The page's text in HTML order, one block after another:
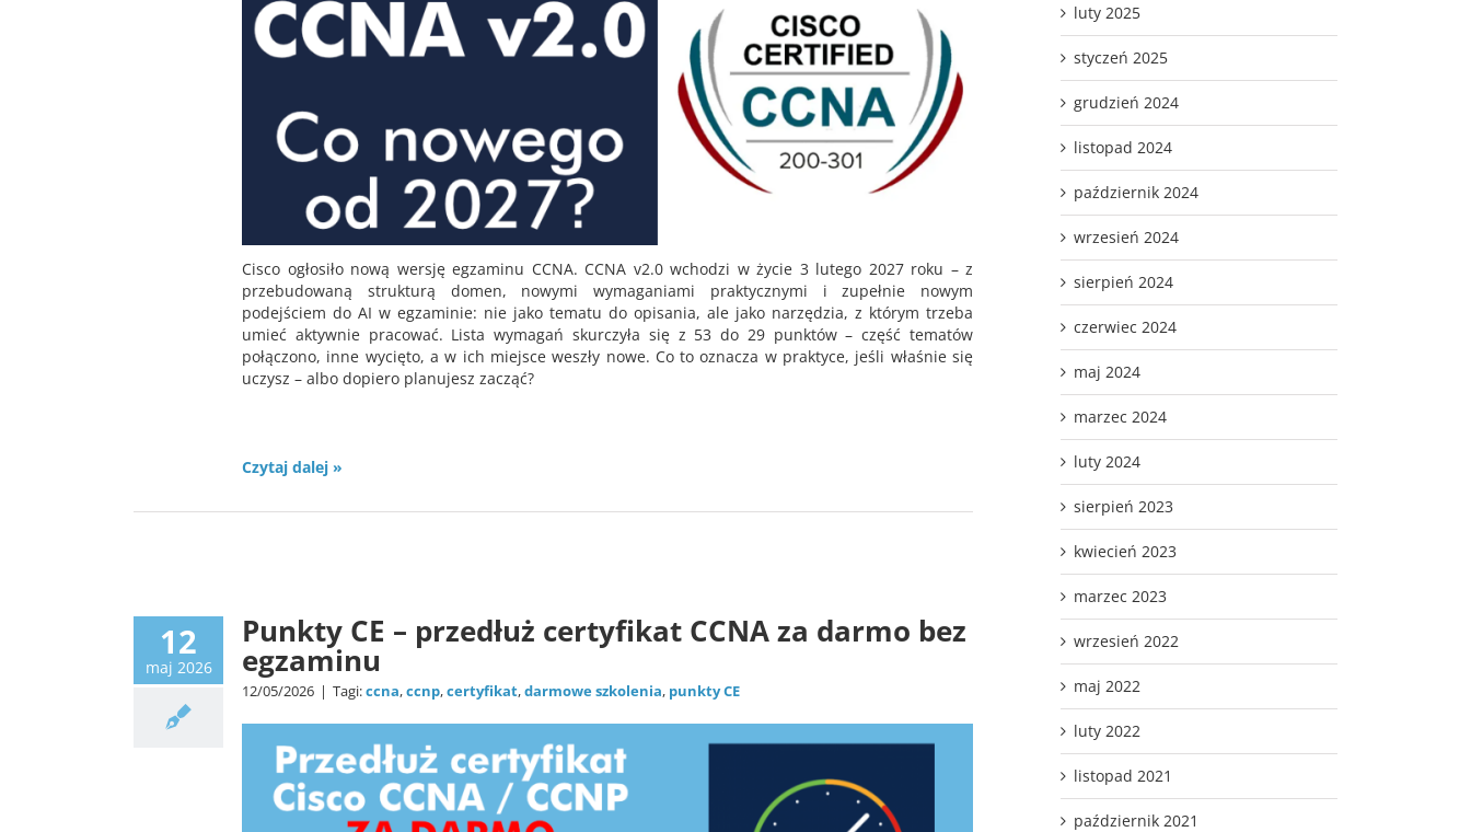
Cisco ogłosiło nową wersję egzaminu CCNA. CCNA v2.0 wchodzi w życie 3 lutego 2027 roku – z
przebudowaną strukturą domen, nowymi wymaganiami praktycznymi i zupełnie nowym
podejściem do AI w egzaminie: nie jako tematu do opisania, ale jako narzędzia, z którym trzeba
umieć aktywnie pracować. Lista wymagań skurczyła się z 53 do 29 punktów – część tematów
połączono, inne wycięto, a w ich miejsce weszły nowe. Co to oznacza w praktyce, jeśli właśnie się
uczysz – albo dopiero planujesz zacząć?
Czytaj dalej »
12
maj 2026
Punkty CE – przedłuż certyfikat CCNA za darmo bez
egzaminu
12/05/2026 | Tagi:ccna,ccnp,certyfikat,darmowe szkolenia, punkty CE
luty 2025
styczeń 2025
grudzień 2024
listopad 2024
październik 2024
wrzesień 2024
sierpień 2024
czerwiec 2024
maj 2024
marzec 2024
luty 2024
sierpień 2023
kwiecień 2023
marzec 2023
wrzesień 2022
maj 2022
luty 2022
listopad 2021
październik 2021